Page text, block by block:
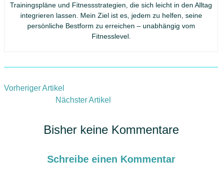
Trainingspläne und Fitnessstrategien, die sich leicht in den Alltag
integrieren lassen. Mein Ziel ist es, jedem zu helfen, seine
persönliche Bestform zu erreichen – unabhängig vom
Fitnesslevel.
Vorheriger Artikel
Nächster Artikel
Bisher keine Kommentare
Schreibe einen Kommentar